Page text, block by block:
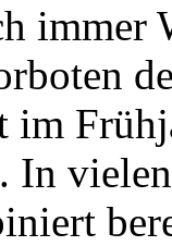
immer
im
In